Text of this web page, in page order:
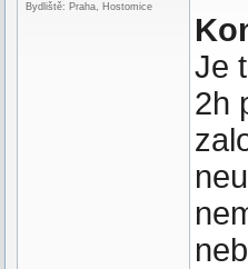
Bydliště: Praha, Hostomice
Je
2h